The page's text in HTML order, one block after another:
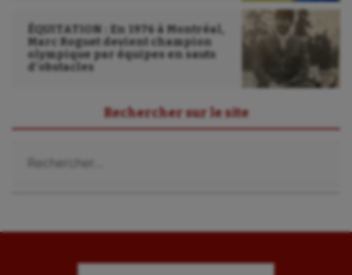
UNSS
Voile
Wakeboard
Water-polo
ÉQUITATION : En 1976 à Montréal,
Marc Roguet devient champion
olympique par équipes en sauts
d’obstacles
Rechercher sur le site